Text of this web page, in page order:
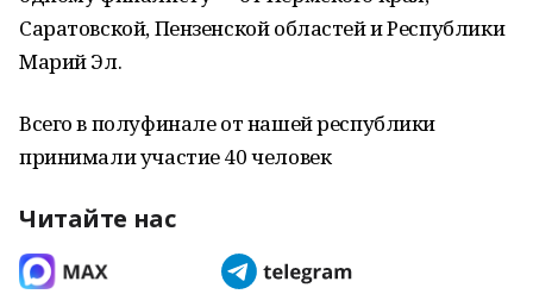
Саратовской, Пензенской областей и Республики
Марий Эл.
Всего в полуфинале от нашей республики
принимали участие 40 человек
Читайте нас